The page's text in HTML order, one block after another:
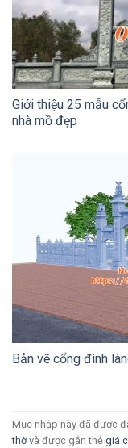
Giới thiệu 25 mẫu
nhà mồ đẹp
Bản vẽ cổng đình
Mục nhập này đã được
thờvà được gắn thẻ giá